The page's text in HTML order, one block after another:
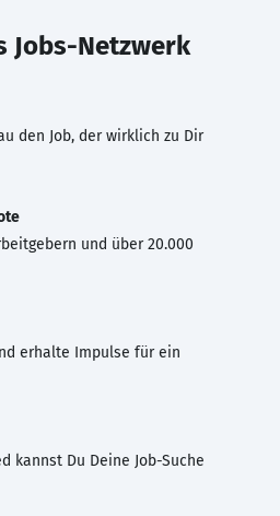
Jobs-Netzwerk
den Job, der wirklich zu Dir
und über 20.000
erhalte Impulse für ein
kannst Du Deine Job-Suche